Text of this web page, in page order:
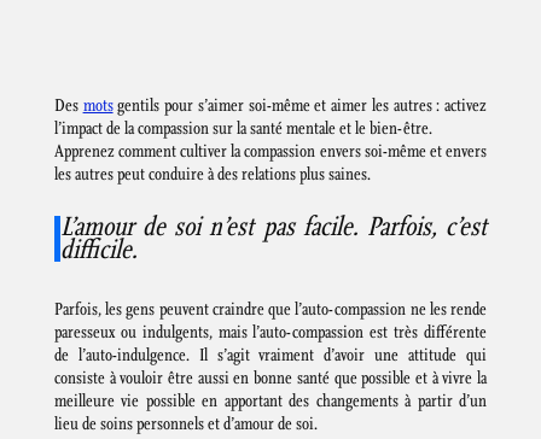
Des motsgentils pour s’aimer soi-même et aimer les autres : activez
l’impact de la compassion sur la santé mentale et le bien-être.
Apprenez comment cultiver la compassion envers soi-même et envers
les autres peut conduire à des relations plus saines.
L’amour de soi n’est pas facile. Parfois, c’est
difficile.
Parfois, les gens peuvent craindre que l’auto-compassion ne les rende
paresseux ou indulgents, mais l’auto-compassion est très différente
de l’auto-indulgence. Il s’agit vraiment d’avoir une attitude qui
consiste à vouloir être aussi en bonne santé que possible et à vivre la
meilleure vie possible en apportant des changements à partir d’un
lieu de soins personnels et d’amour de soi.